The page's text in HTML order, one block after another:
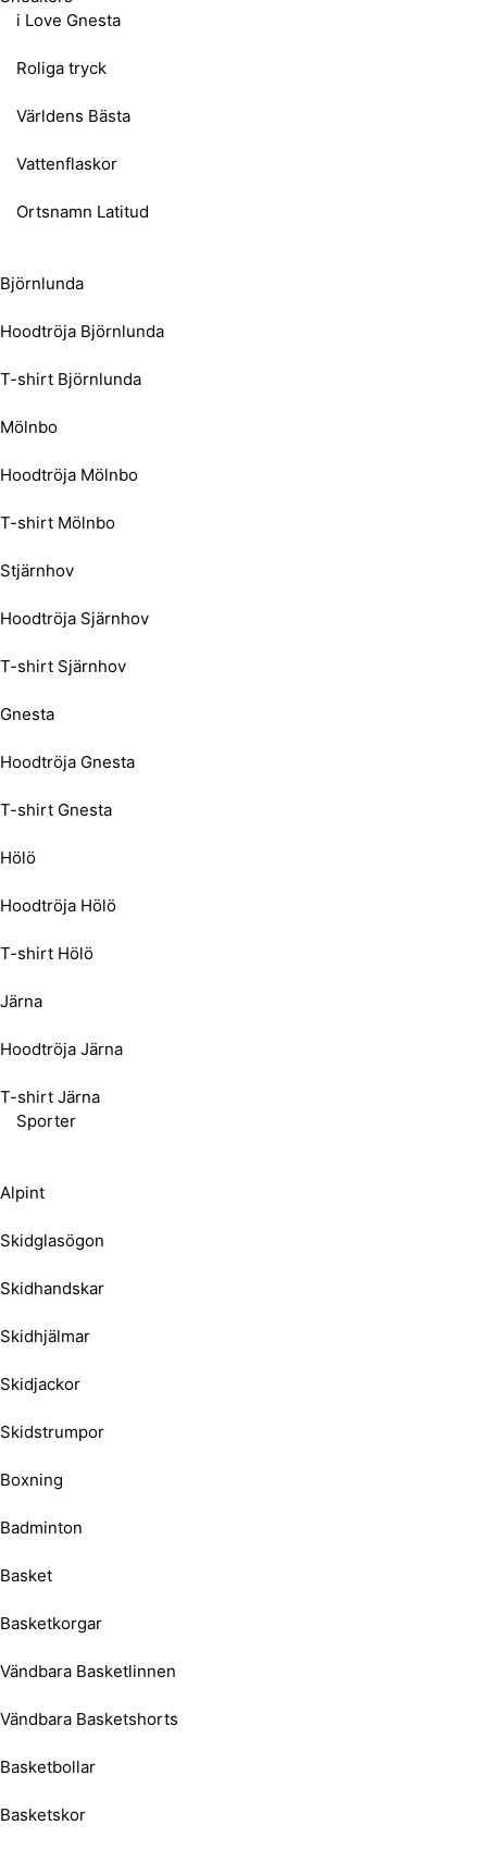
i Love Gnesta
Roliga tryck
Världens Bästa
Vattenflaskor
Ortsnamn Latitud
Björnlunda
Hoodtröja Björnlunda
T-shirt Björnlunda
Mölnbo
Hoodtröja Mölnbo
T-shirt Mölnbo
Stjärnhov
Hoodtröja Sjärnhov
T-shirt Sjärnhov
Gnesta
Hoodtröja Gnesta
T-shirt Gnesta
Hölö
Hoodtröja Hölö
T-shirt Hölö
Järna
Hoodtröja Järna
T-shirt Järna
Sporter
Alpint
Skidglasögon
Skidhandskar
Skidhjälmar
Skidjackor
Skidstrumpor
Boxning
Badminton
Basket
Basketkorgar
Vändbara Basketlinnen
Vändbara Basketshorts
Basketbollar
Basketskor